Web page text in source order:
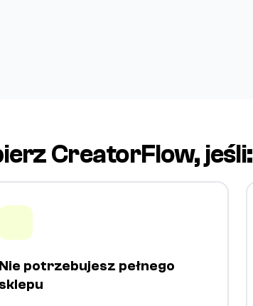
CreatorFlow, jeśli:
Nie potrzebujesz pełnego
sklepu